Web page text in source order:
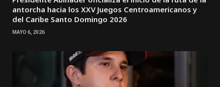
antorcha hacia los XXV Juegos Centroamericanos y
del Caribe Santo Domingo 2026
MAYO 6, 2026